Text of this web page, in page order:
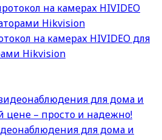
на камерах HIVIDEO для
Hikvision
для дома и